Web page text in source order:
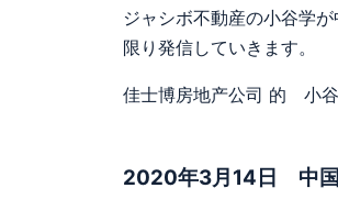
ジャシボ不動産の小谷学
限り発信していきます。
佳士博房地产公司 的 小
2020年3月14日 中